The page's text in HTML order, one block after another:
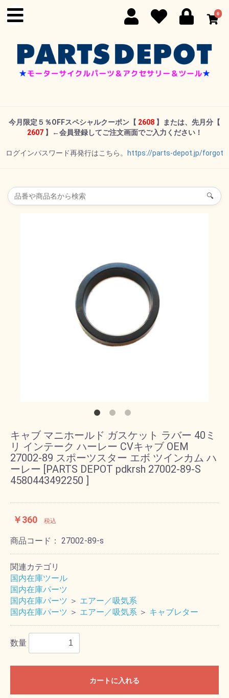
0
今月限定５％OFFスペシャルクーポン 【 2608 】または、先月分【
2607】←会員登録してご注文画面でご入力ください！
ログインパスワード再発行はこちら。 https://parts-depot.jp/forgot
🔍
キャブ マニホールド ガスケット ラバー 40ミ
リ インテーク ハーレー CVキャブ OEM
27002-89 スポーツスター エボ ツインカム ハ
ーレー [PARTS DEPOT pdkrsh 27002-89-S
4580443492250 ]
￥360 税込
商品コード： 27002-89-s
関連カテゴリ
国内在庫ツール
国内在庫パーツ
国内在庫パーツ ＞ エアー／吸気系
国内在庫パーツ ＞ エアー／吸気系 ＞ キャブレター
数量
カートに入れる